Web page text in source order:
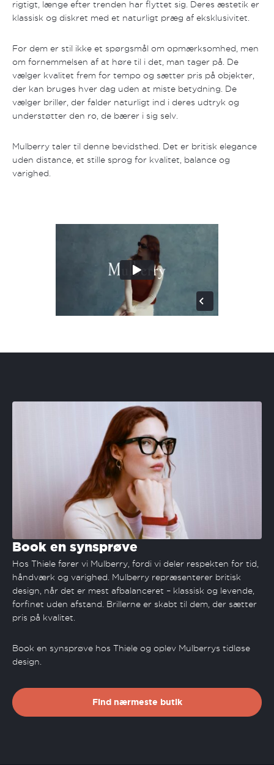
rigtigt, længe efter trenden har flyttet sig. Deres æstetik er
klassisk og diskret med et naturligt præg af eksklusivitet.
For dem er stil ikke et spørgsmål om opmærksomhed, men
om fornemmelsen af at høre til i det, man tager på. De
vælger kvalitet frem for tempo og sætter pris på objekter,
der kan bruges hver dag uden at miste betydning. De
vælger briller, der falder naturligt ind i deres udtryk og
understøtter den ro, de bærer i sig selv.
Mulberry taler til denne bevidsthed. Det er britisk elegance
uden distance, et stille sprog for kvalitet, balance og
varighed.
Book en synsprøve
Hos Thiele fører vi Mulberry, fordi vi deler respekten for tid,
håndværk og varighed. Mulberry repræsenterer britisk
design, når det er mest afbalanceret – klassisk og levende,
forfinet uden afstand. Brillerne er skabt til dem, der sætter
pris på kvalitet.
Book en synsprøve hos Thiele og oplev Mulberrys tidløse
design.
Find nærmeste butik